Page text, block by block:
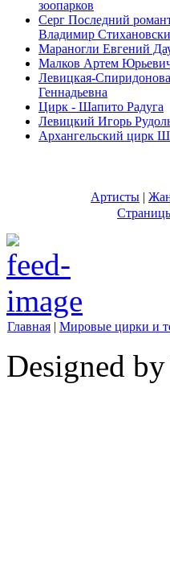
зоопарков
Серг Последний
Владимир
Мараногли Евгений
Малков Артем
Левицкая-
Геннадьевна
Цирк - Шапито Радуга
Левицкий Игорь
Архангельский цирк
Артисты |
Главная | Мировые цирки и
Designed